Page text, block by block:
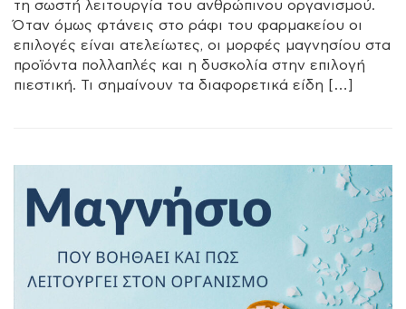
τη σωστή λειτουργία του ανθρώπινου οργανισμού.
Όταν όμως φτάνεις στο ράφι του φαρμακείου οι
επιλογές είναι ατελείωτες, οι μορφές μαγνησίου στα
προϊόντα πολλαπλές και η δυσκολία στην επιλογή
πιεστική. Τι σημαίνουν τα διαφορετικά είδη […]